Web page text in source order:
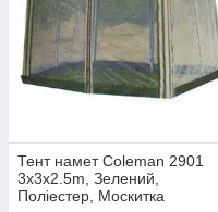
Тент намет Coleman 2901
3х3х2.5m, Зелений,
Поліестер, Москитка